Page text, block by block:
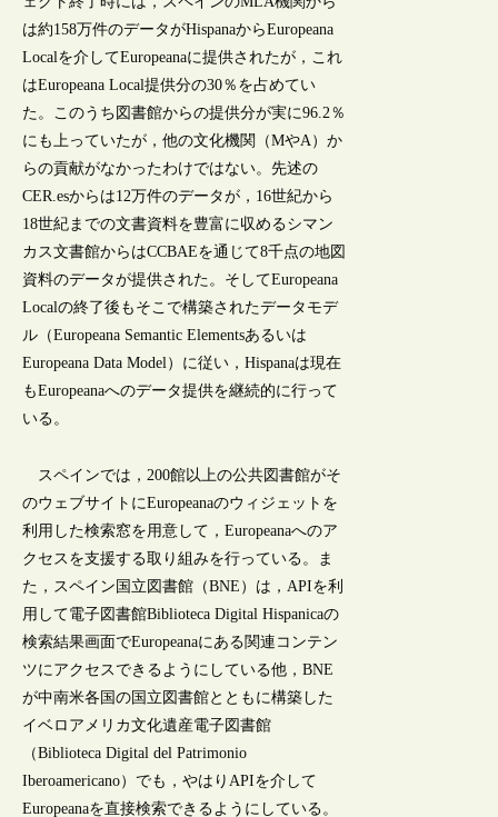
は約158万件のデータがHispanaからEuropeana
Localを介してEuropeanaに提供されたが，これ
はEuropeana Local提供分の30％を占めてい
た。このうち図書館からの提供分が実に96.2％
にも上っていたが，他の文化機関（MやA）か
らの貢献がなかったわけではない。先述の
CER.esからは12万件のデータが，16世紀から
18世紀までの文書資料を豊富に収めるシマン
カス文書館からはCCBAEを通じて8千点の地図
資料のデータが提供された。そしてEuropeana
Localの終了後もそこで構築されたデータモデ
ル（Europeana Semantic Elementsあるいは
Europeana Data Model）に従い，Hispanaは現在
もEuropeanaへのデータ提供を継続的に行って
いる。
スペインでは，200館以上の公共図書館がそ
のウェブサイトにEuropeanaのウィジェットを
利用した検索窓を用意して，Europeanaへのア
クセスを支援する取り組みを行っている。ま
た，スペイン国立図書館（BNE）は，APIを利
用して電子図書館Biblioteca Digital Hispanicaの
検索結果画面でEuropeanaにある関連コンテン
ツにアクセスできるようにしている他，BNE
が中南米各国の国立図書館とともに構築した
イベロアメリカ文化遺産電子図書館
（Biblioteca Digital del Patrimonio
Iberoamericano）でも，やはりAPIを介して
Europeanaを直接検索できるようにしている。